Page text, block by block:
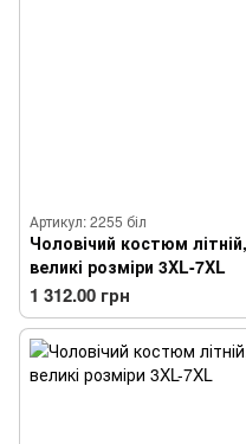
Артикул: 2255 біл
Чоловічий костюм
великі розміри 3XL-7XL
1 312.00 грн